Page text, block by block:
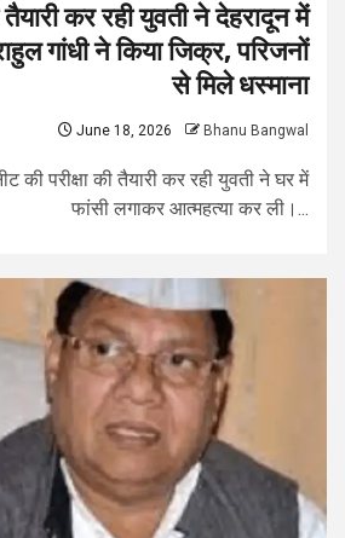
तैयारी कर रही युवती ने देहरादून में
गांधी ने किया जिक्र, परिजनों
से मिले धस्माना
June 18, 2026 Bhanu Bangwal
की परीक्षा की तैयारी कर रही युवती ने घर में
फांसी लगाकर आत्महत्या कर ली।...